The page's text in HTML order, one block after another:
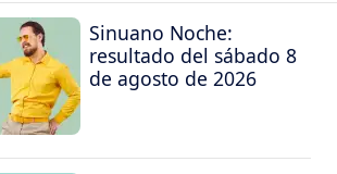
Sinuano Noche:
resultado del sábado 8
de agosto de 2026